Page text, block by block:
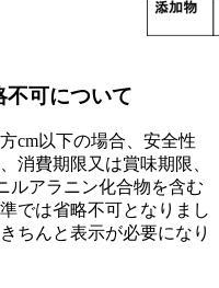
可について
cm以下の場合、安全性
消費期限又は賞味期限、
ルアラニン化合物を含む
では省略不可となりまし
ちんと表示が必要になり